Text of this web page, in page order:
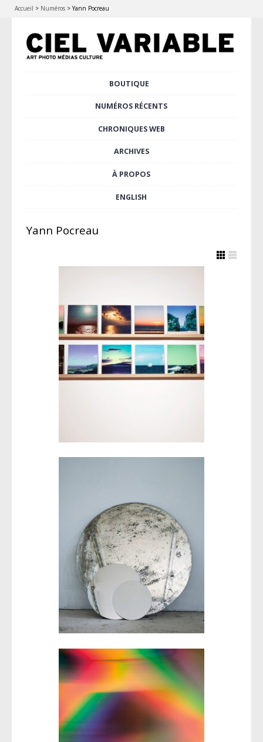
Accueil > Numéros >Yann Pocreau
BOUTIQUE
NUMÉROS RÉCENTS
CHRONIQUES WEB
ARCHIVES
À PROPOS
ENGLISH
Yann Pocreau